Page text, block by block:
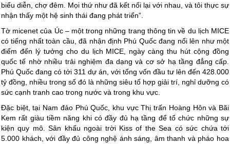
biểu diễn, chợ đêm. Mọi thứ như đã kết nối lại với nhau, và tôi thực sự
nhận thấy một hệ sinh thái đang phát triển”.
Tờ micenet của Úc – một trong những trang thông tin về du lịch MICE
có tiếng nhất toàn cầu, đã nhận định Phú Quốc đang nổi lên như một
điểm đến lý tưởng cho du lịch MICE, ngày càng thu hút cộng đồng
quốc tế nhờ nhiều trải nghiệm đa dạng và cơ sở hạ tầng đẳng cấp.
Phú Quốc đang có tới 311 dự án, với tổng vốn đầu tư lên đến 428.000
tỷ đồng, nhiều trong số đó là những siêu tổ hợp giải trí, nghỉ dưỡng có
sức cạnh tranh cao trong nước và trong khu vực.
Đặc biệt, tại Nam đảo Phú Quốc, khu vực Thị trấn Hoàng Hôn và Bãi
Kem rất giàu tiềm năng khi có đầy đủ hạ tầng để tổ chức những sự
kiện quy mô. Sân khấu ngoài trời Kiss of the Sea có sức chứa tới
5.000 khách, với đầy đủ công nghệ ánh sáng, âm thanh và pháo hoa